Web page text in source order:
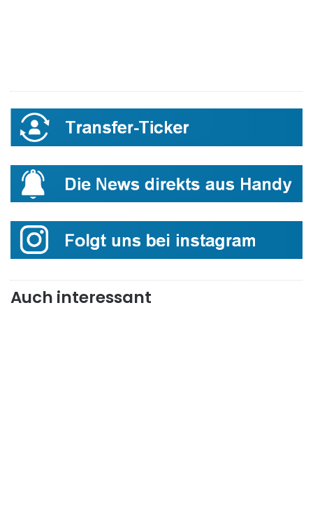
Auch interessant